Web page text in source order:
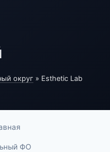
округ » Esthetic Lab
ФО